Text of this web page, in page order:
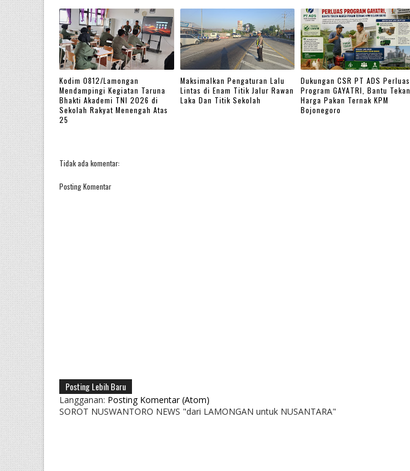
Kodim 0812/Lamongan
Mendampingi Kegiatan Taruna
Bhakti Akademi TNI 2026 di
Sekolah Rakyat Menengah Atas
25
Maksimalkan Pengaturan Lalu
Lintas di Enam Titik Jalur Rawan
Laka Dan Titik Sekolah
Dukungan CSR PT ADS Perluas
Program GAYATRI, Bantu Tekan
Harga Pakan Ternak KPM
Bojonegoro
Tidak ada komentar:
Posting Komentar
Posting Lebih Baru
Langganan: Posting Komentar (Atom)
SOROT NUSWANTORO NEWS "dari LAMONGAN untuk NUSANTARA"